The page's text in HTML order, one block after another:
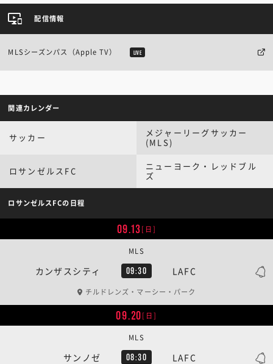
配信情報
MLSシーズンパス（Apple TV） LIVE
関連カレンダー
サッカー
メジャーリーグサッカー
(MLS)
ロサンゼルスFC
ニューヨーク・レッドブル
ズ
ロサンゼルスFCの日程
09.13[日]
カンザスシティ 09:30 LAFC
MLS
チルドレンズ・マーシー・パーク
09.20[日]
サンノゼ 08:30 LAFC
MLS